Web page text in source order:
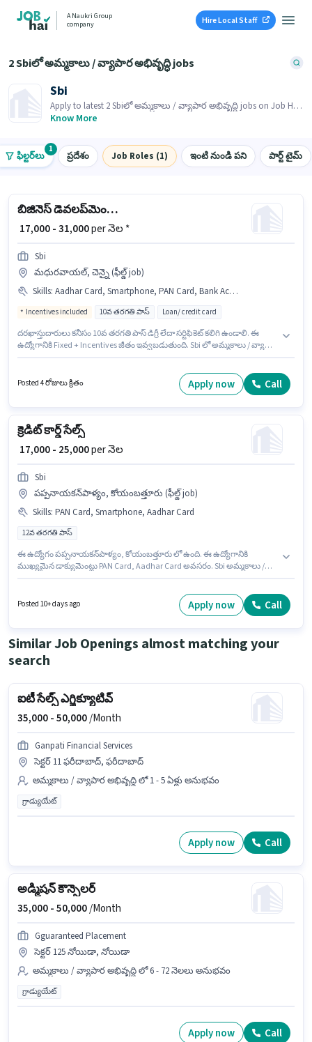
A Naukri Group
company
Hire Local Staff
2 Sbiలో అమ్మకాలు / వ్యాపార అభివృద్ధి jobs
Sbi
Apply to latest 2 Sbiలో అమ్మకాలు / వ్యాపార అభివృద్ధి jobs on Job Hai!
Recruiter is actively hiring in your area.
Know More
ఫిల్టర్‌లు
1
ప్రదేశం Job Roles (1) ఇంటి నుండి పని పార్ట్ టైమ్
బిజినెస్ డెవలప్‌మెంట్ ఎగ్జిక్యూటివ్
₹ 17,000 - 31,000per నెల *
Sbi
మధురవాయల్, చెన్నై (ఫీల్డ్ job)
Skills: Aadhar Card, Smartphone, PAN Card, Bank Account
Incentives included 10వ తరగతి పాస్ Loan/ credit card
దరఖాస్తుదారులు కనీసం 10వ తరగతి పాస్ డిగ్రీ లేదా సర్టిఫికెట్ కలిగి ఉండాలి. ఈ
ఉద్యోగానికి Fixed + Incentives జీతం ఇవ్వబడుతుంది. Sbi లో అమ్మకాలు / వ్యాపార
0 - 6 నెలలు సంవత్సరాల అనుభవం ఉన్న వారికి కోసం, నెల జీతం ₹31000 ఉంటుంది.
ఈ ఉద్యోగానికి అవసరమైన డాక్యుమెంట్లు PAN Card, Aadhar Card, Bank
Posted 4 రోజులు క్రితం Apply now Call
క్రెడిట్ కార్డ్ సేల్స్
₹ 17,000 - 25,000per నెల
Sbi
పప్పనాయకన్‌పాళ్యం, కోయంబత్తూరు (ఫీల్డ్ job)
Skills: PAN Card, Smartphone, Aadhar Card
12వ తరగతి పాస్
ఈ ఉద్యోగం పప్పనాయకన్‌పాళ్యం, కోయంబత్తూరు లో ఉంది. ఈ ఉద్యోగానికి
ముఖ్యమైన డాక్యుమెంట్లు PAN Card, Aadhar Card అవసరం. Sbi అమ్మకాలు /
అభ్యర్థులు తప్పనిసరిగా 12వ తరగతి పాస్ డిగ్రీ/సర్టిఫికెట్ కలిగి ఉండాలి. ఈ
Posted 10+ days ago Apply now Call
Similar Job Openings almost matching your
search
ఐటీ సేల్స్ ఎగ్జిక్యూటివ్
35,000 -50,000/Month
Ganpati Financial Services
సెక్టర్ 11 ఫరీదాబాద్, ఫరీదాబాద్
అమ్మకాలు / వ్యాపార అభివృద్ధి లో 1 - 5 ఏళ్లు అనుభవం
గ్రాడ్యుయేట్
Apply now Call
అడ్మిషన్ కౌన్సెలర్
35,000 -50,000/Month
Gguaranteed Placement
సెక్టర్ 125 నోయిడా, నోయిడా
అమ్మకాలు / వ్యాపార అభివృద్ధి లో 6 - 72 నెలలు అనుభవం
గ్రాడ్యుయేట్
Apply now Call